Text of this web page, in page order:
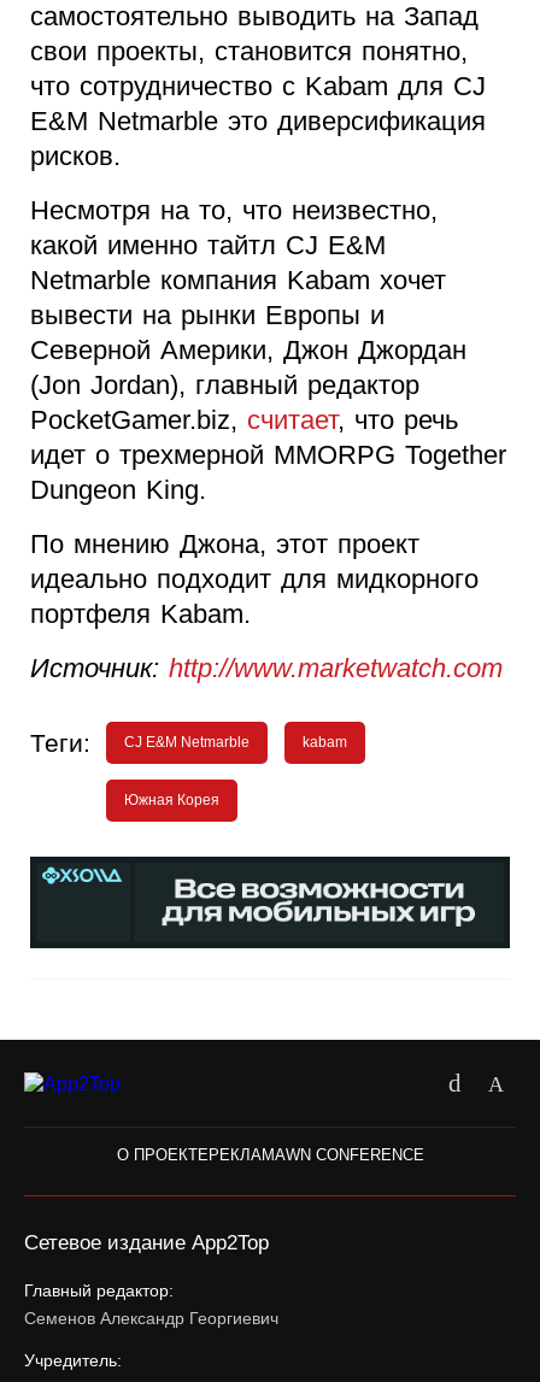
самостоятельно выводить на Запад
свои проекты, становится понятно,
что сотрудничество с Kabam для CJ
E&M Netmarble это диверсификация
рисков.
Несмотря на то, что неизвестно,
какой именно тайтл CJ E&M
Netmarble компания Kabam хочет
вывести на рынки Европы и
Северной Америки, Джон Джордан
(Jon Jordan), главный редактор
PocketGamer.biz, считает, что речь
идет о трехмерной MMORPG Together
Dungeon King.
По мнению Джона, этот проект
идеально подходит для мидкорного
портфеля Kabam.
Источник: http://www.marketwatch.com
Теги: CJ E&M Netmarble kabam
Южная Корея
О ПРОЕКТЕРЕКЛАМАWN CONFERENCE
Сетевое издание App2Top
Главный редактор:
Семенов Александр Георгиевич
Учредитель: